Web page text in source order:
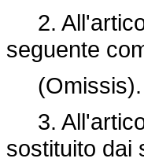
2.
seguente
(Omissis).
3.
sostituito dai